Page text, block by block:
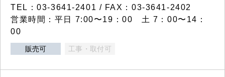
TEL：03-3641-2401 / FAX：03-3641-2402
営業時間：平日 7:00〜19：00 土 7：00〜14：
00
販売可 工事・取付可